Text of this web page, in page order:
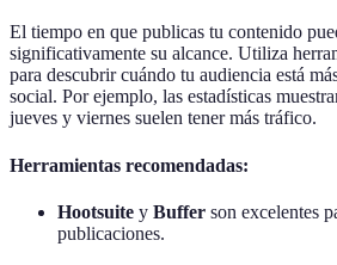
El tiempo en que publicas tu contenido
significativamente su alcance. Utiliza
para descubrir cuándo tu audiencia está
social. Por ejemplo, las estadísticas
jueves y viernes suelen tener más tráfico.
Herramientas recomendadas:
Hootsuite y Buffer son excelentes
publicaciones.